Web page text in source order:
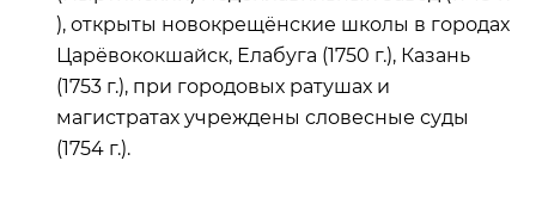
), открыты новокрещёнские школы в городах
Царёвококшайск, Елабуга (1750 г.), Казань
(1753 г.), при городовых ратушах и
магистратах учреждены словесные суды
(1754 г.).